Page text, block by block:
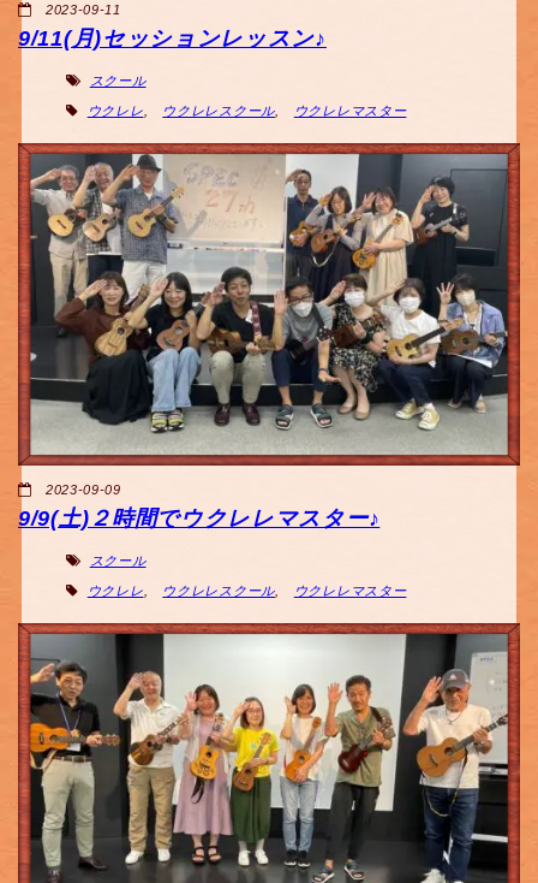
2023-09-11
9/11(月)セッションレッスン♪
スクール
ウクレレ ウクレレスクール, ウクレレマスター
2023-09-09
9/9(土)２時間でウクレレマスター♪
スクール
ウクレレ ウクレレスクール, ウクレレマスター